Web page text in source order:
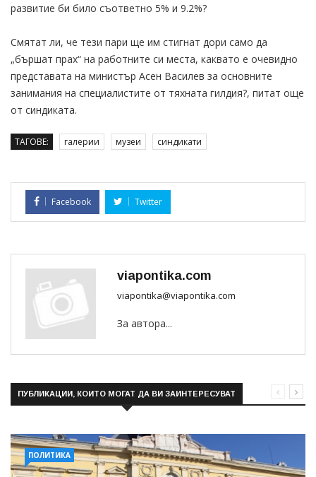
развитие би било съответно 5% и 9.2%?
Смятат ли, че тези пари ще им стигнат дори само да
„бършат прах“ на работните си места, каквато е очевидно
представата на министър Асен Василев за основните
занимания на специалистите от тяхната гилдия?, питат още
от синдиката.
ТАГОВЕ: галерии музеи синдикати
Facebook Twitter
viapontika.com
viapontika@viapontika.com
За автора...
ПУБЛИКАЦИИ, КОИТО МОГАТ ДА ВИ ЗАИНТЕРЕСУВАТ
ПОЛИТИКА